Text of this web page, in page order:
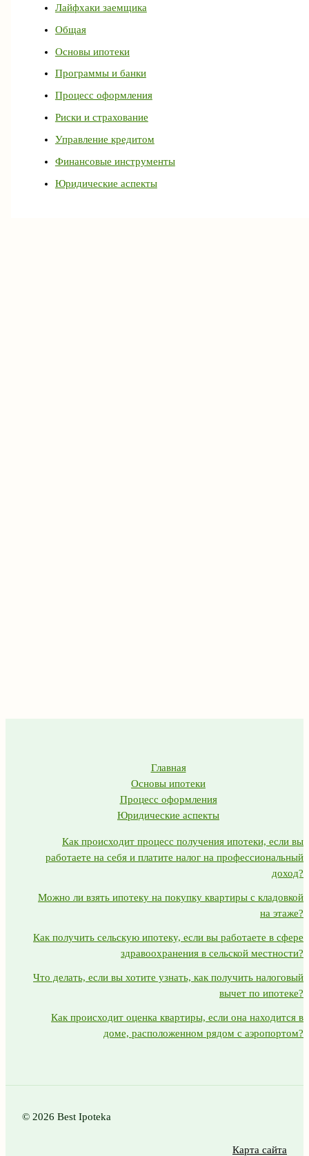
Лайфхаки заемщика
Общая
Основы ипотеки
Программы и банки
Процесс оформления
Риски и страхование
Управление кредитом
Финансовые инструменты
Юридические аспекты
Главная
Основы ипотеки
Процесс оформления
Юридические аспекты
Как происходит процесс получения ипотеки, если вы
работаете на себя и платите налог на профессиональный
доход?
Можно ли взять ипотеку на покупку квартиры с кладовкой
на этаже?
Как получить сельскую ипотеку, если вы работаете в сфере
здравоохранения в сельской местности?
Что делать, если вы хотите узнать, как получить налоговый
вычет по ипотеке?
Как происходит оценка квартиры, если она находится в
доме, расположенном рядом с аэропортом?
© 2026 Best Ipoteka
Карта сайта